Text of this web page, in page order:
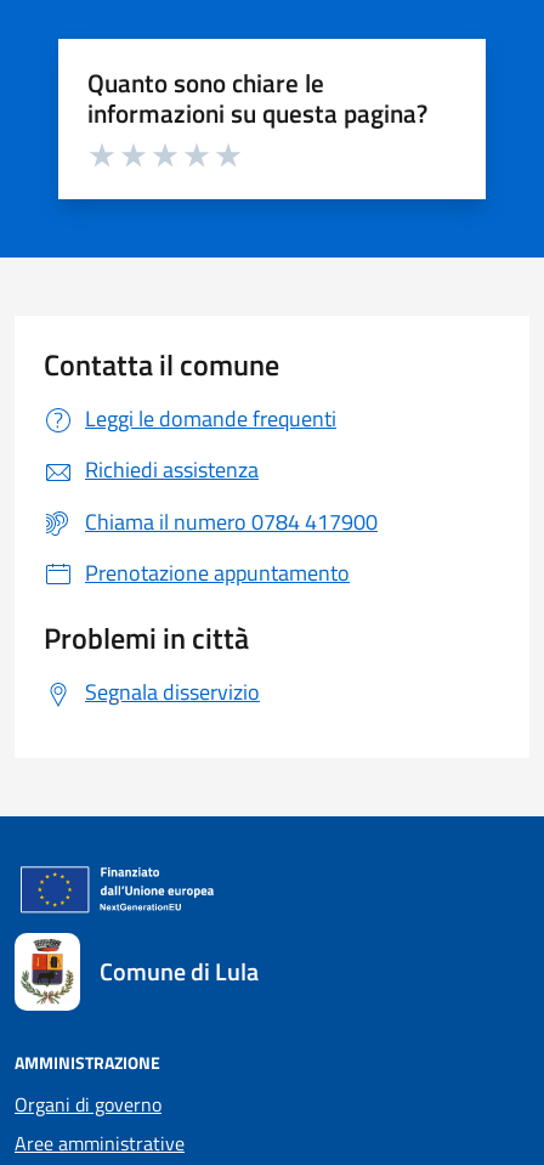
Quanto sono chiare le
informazioni su questa pagina?
Valuta da 1 a 5 stelle la pagina
Contatta il comune
Leggi le domande frequenti
Richiedi assistenza
Chiama il numero 0784 417900
Prenotazione appuntamento
Problemi in città
Segnala disservizio
Comune di Lula
AMMINISTRAZIONE
Organi di governo
Aree amministrative